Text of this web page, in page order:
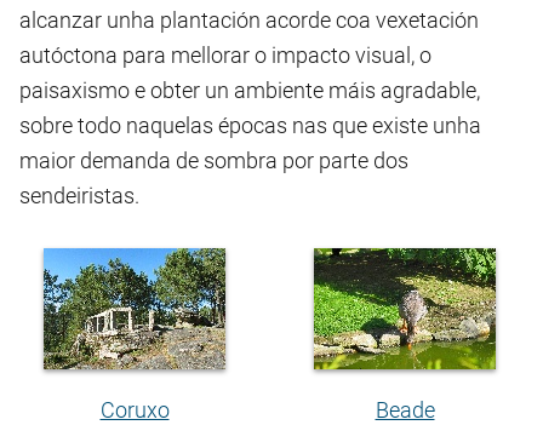
alcanzar unha plantación acorde coa vexetación
autóctona para mellorar o impacto visual, o
paisaxismo e obter un ambiente máis agradable,
sobre todo naquelas épocas nas que existe unha
maior demanda de sombra por parte dos
sendeiristas.
Coruxo Beade